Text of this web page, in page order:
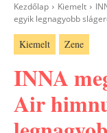
Kezdőlap Kiemelt
egyik legnagyobb
Kiemelt Zene
INNA
Air